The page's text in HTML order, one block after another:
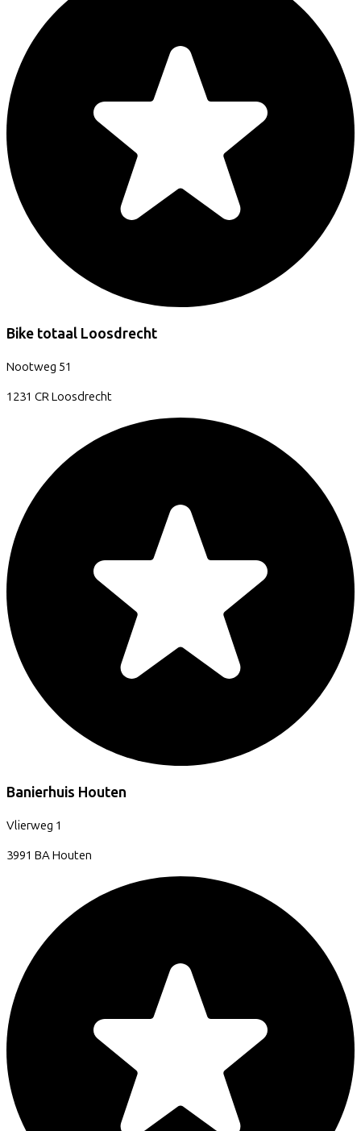
Bike totaal Loosdrecht
Nootweg 51
1231 CRLoosdrecht
Banierhuis Houten
Vlierweg 1
3991 BAHouten